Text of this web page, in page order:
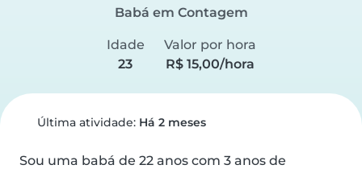
Babá em Contagem
Idade
23
Valor por hora
R$ 15,00/hora
Última atividade: Há 2 meses
Sou uma babá de 22 anos com 3 anos de